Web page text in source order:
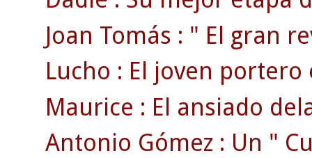
Joan Tomás : " El gran
Lucho : El joven
Maurice : El ansiado
Antonio Gómez : Un "